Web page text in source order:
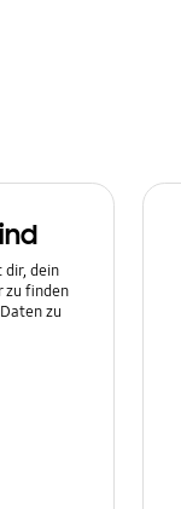
dir, dein
zu finden
zu